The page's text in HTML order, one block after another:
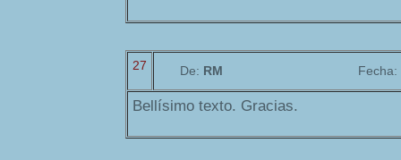
27 De: RM Fecha:
Bellísimo texto. Gracias.